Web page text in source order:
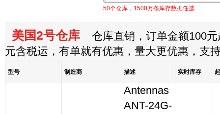
50个仓库，1500万条库存数据任选
美国2号仓库 仓库直销，订单金额100元
元含税运，有单就有优惠，量大更优惠，支
型号 制造商 描述 实时库存
Antennas
ANT-24G-